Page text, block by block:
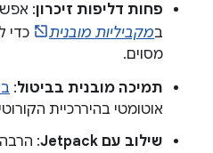
פחות דליפות זיכרון:
במקביליות מובנית
כדי
מסוים.
תמיכה מובנית בביטול:
אוטומטי בהיררכיית
שילוב עם Jetpack